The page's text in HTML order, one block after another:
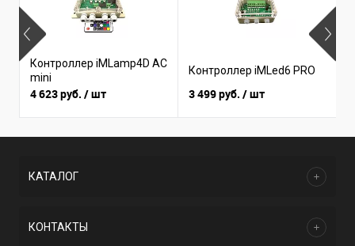
Контроллер iMLamp4D AC
mini
4 623 руб. / шт
Контроллер iMLed6 PRO
3 499 руб. / шт
КАТАЛОГ
КОНТАКТЫ